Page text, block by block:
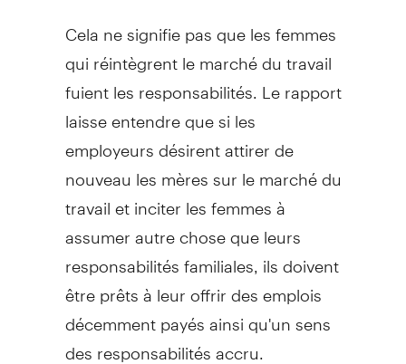
Cela ne signifie pas que les femmes
qui réintègrent le marché du travail
fuient les responsabilités. Le rapport
laisse entendre que si les
employeurs désirent attirer de
nouveau les mères sur le marché du
travail et inciter les femmes à
assumer autre chose que leurs
responsabilités familiales, ils doivent
être prêts à leur offrir des emplois
décemment payés ainsi qu'un sens
des responsabilités accru.